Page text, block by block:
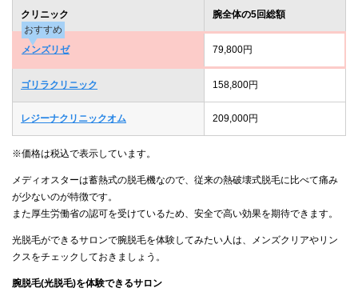
クリニック
腕全体の5回総額
おすすめ
メンズリゼ
79,800円
ゴリラクリニック 158,800円
レジーナクリニックオム 209,000円
※価格は税込で表示しています。
メディオスターは蓄熱式の脱毛機なので、従来の熱破壊式脱毛に比べて痛み
が少ないのが特徴です。
また厚生労働省の認可を受けているため、安全で高い効果を期待できます。
光脱毛ができるサロンで腕脱毛を体験してみたい人は、メンズクリアやリン
クスをチェックしておきましょう。
腕脱毛(光脱毛)を体験できるサロン